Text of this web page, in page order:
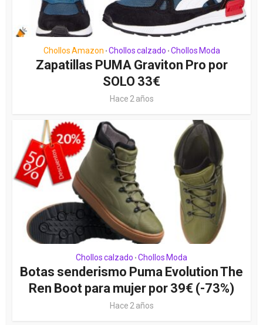
Chollos Amazon • Chollos calzado • Chollos Moda
Zapatillas PUMA Graviton Pro por
SOLO 33€
Hace 2 años
Chollos calzado • Chollos Moda
Botas senderismo Puma Evolution The
Ren Boot para mujer por 39€ (-73%)
Hace 2 años